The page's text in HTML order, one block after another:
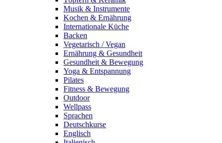
Musik & Instrumente
Kochen & Ernährung
Internationale Küche
Backen
Vegetarisch / Vegan
Ernährung & Gesundheit
Gesundheit & Bewegung
Yoga & Entspannung
Pilates
Fitness & Bewegung
Outdoor
Wellpass
Sprachen
Deutschkurse
Englisch